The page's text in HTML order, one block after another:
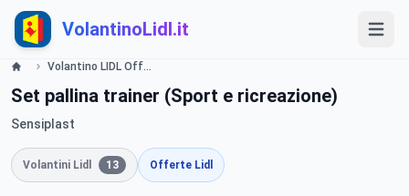
VolantinoLidl.it
Volantino LIDL Offerte e Promozioni - valide dal 6 Gennaio 2014 Lidl
Set pallina trainer (Sport e ricreazione)
Sensiplast
Volantini Lidl 13 Offerte Lidl